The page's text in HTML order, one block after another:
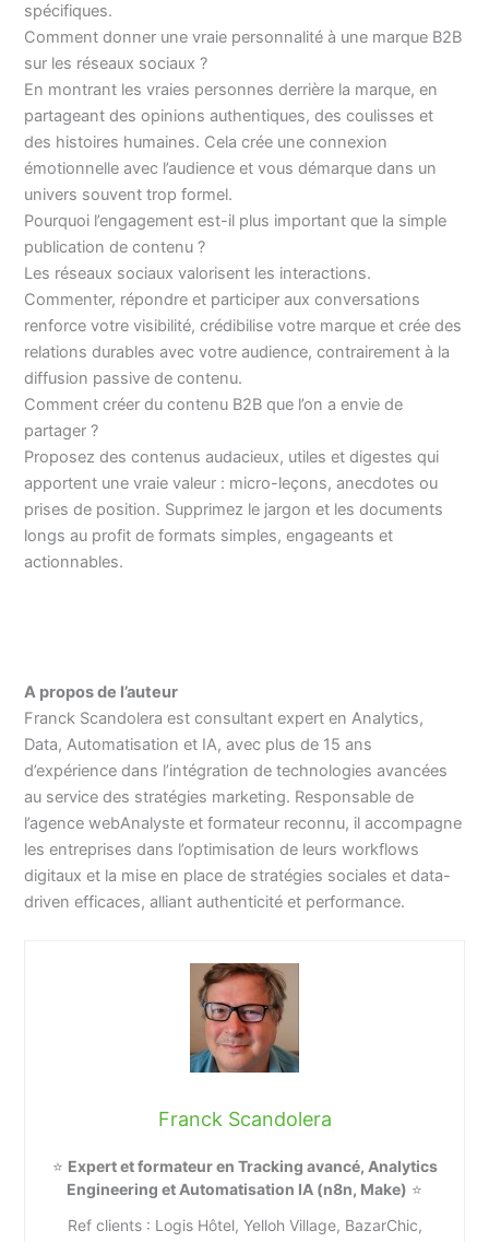
spécifiques.
Comment donner une vraie personnalité à une marque B2B
sur les réseaux sociaux ?
En montrant les vraies personnes derrière la marque, en
partageant des opinions authentiques, des coulisses et
des histoires humaines. Cela crée une connexion
émotionnelle avec l’audience et vous démarque dans un
univers souvent trop formel.
Pourquoi l’engagement est-il plus important que la simple
publication de contenu ?
Les réseaux sociaux valorisent les interactions.
Commenter, répondre et participer aux conversations
renforce votre visibilité, crédibilise votre marque et crée des
relations durables avec votre audience, contrairement à la
diffusion passive de contenu.
Comment créer du contenu B2B que l’on a envie de
partager ?
Proposez des contenus audacieux, utiles et digestes qui
apportent une vraie valeur : micro-leçons, anecdotes ou
prises de position. Supprimez le jargon et les documents
longs au profit de formats simples, engageants et
actionnables.
A propos de l’auteur
Franck Scandolera est consultant expert en Analytics,
Data, Automatisation et IA, avec plus de 15 ans
d’expérience dans l’intégration de technologies avancées
au service des stratégies marketing. Responsable de
l’agence webAnalyste et formateur reconnu, il accompagne
les entreprises dans l’optimisation de leurs workflows
digitaux et la mise en place de stratégies sociales et data-
driven efficaces, alliant authenticité et performance.
Franck Scandolera
⭐ Expert et formateur en Tracking avancé, Analytics
Engineering et Automatisation IA (n8n, Make) ⭐
Ref clients : Logis Hôtel, Yelloh Village, BazarChic,